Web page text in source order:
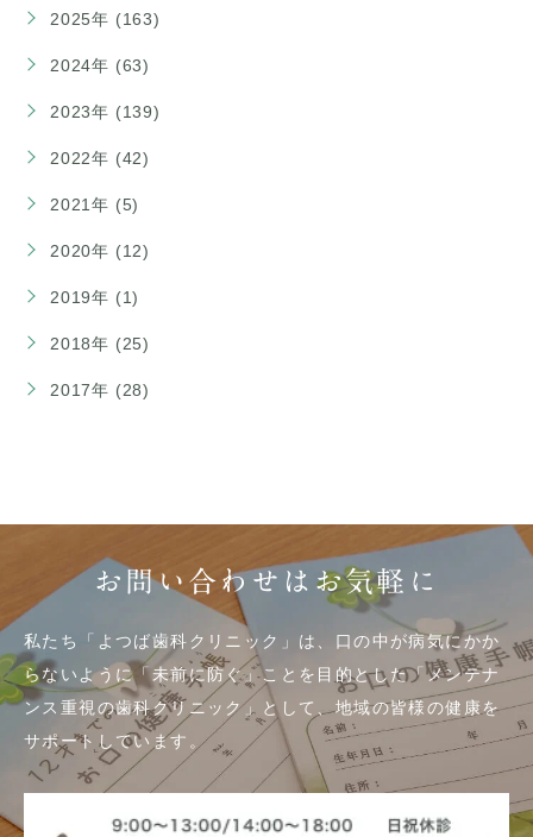
2025年 (163)
2024年 (63)
2023年 (139)
2022年 (42)
2021年 (5)
2020年 (12)
2019年 (1)
2018年 (25)
2017年 (28)
お問い合わせはお気軽に
私たち「よつば歯科クリニック」は、口の中が病気にかか
らないように「未前に防ぐ」ことを目的とした「メンテナ
ンス重視の歯科クリニック」として、地域の皆様の健康を
サポートしています。